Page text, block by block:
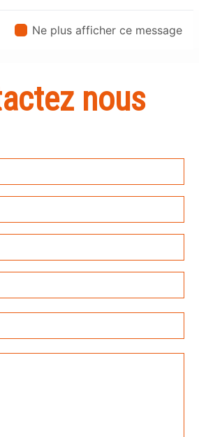
Ne plus afficher ce message
nous